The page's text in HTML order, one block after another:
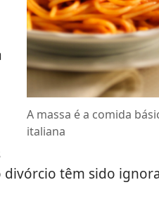
A massa é a comida
italiana
divórcio têm sido